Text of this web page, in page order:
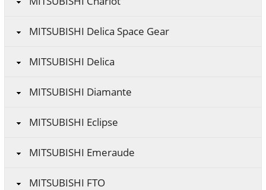
MITSUBISHI Delica Space Gear
MITSUBISHI Delica
MITSUBISHI Diamante
MITSUBISHI Eclipse
MITSUBISHI Emeraude
MITSUBISHI FTO